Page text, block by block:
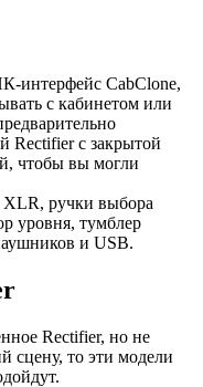
интерфейс CabClone,
с кабинетом или
Rectifier с закрытой
чтобы вы могли
ручки выбора
уровня, тумблер
и USB.
Rectifier, но не
сцену, то эти модели